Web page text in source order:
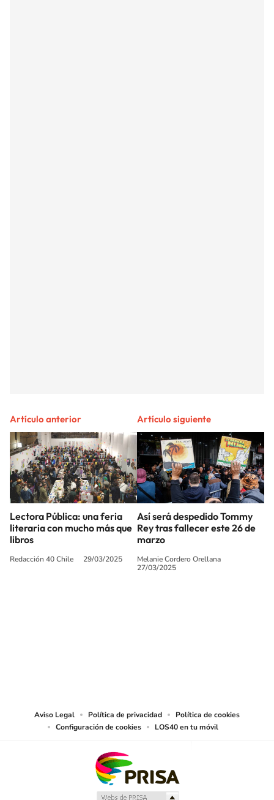
Artículo anterior
Lectora Pública: una feria
literaria con mucho más que
libros
Redacción 40 Chile 29/03/2025
Artículo siguiente
Así será despedido Tommy
Rey tras fallecer este 26 de
marzo
Melanie Cordero Orellana
27/03/2025
Aviso Legal Política de privacidad
Política de cookies
Configuración de cookies
LOS40 en tu móvil